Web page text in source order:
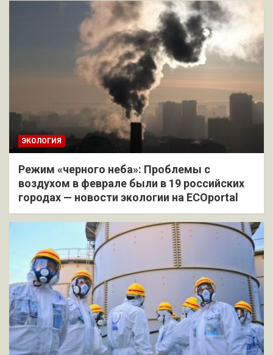
ЭКОЛОГИЯ
Режим «черного неба»: Проблемы с
воздухом в феврале были в 19 российских
городах — новости экологии на ECOportal